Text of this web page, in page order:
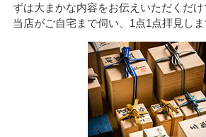
ずは大まかな内容をお伝えいただくだけ
当店がご自宅まで伺い、1点1点拝見しま